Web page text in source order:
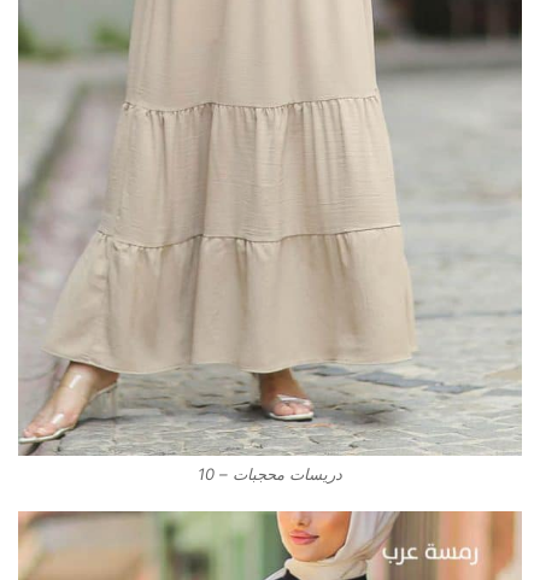
دريسات محجبات – 10